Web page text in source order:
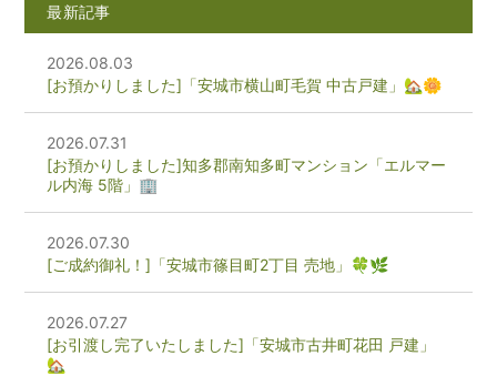
最新記事
2026.08.03
[お預かりしました]「安城市横山町毛賀 中古戸建」🏡🌼
2026.07.31
[お預かりしました]知多郡南知多町マンション「エルマー
ル内海 5階」🏢
2026.07.30
[ご成約御礼！]「安城市篠目町2丁目 売地」🍀🌿
2026.07.27
[お引渡し完了いたしました]「安城市古井町花田 戸建」
🏡